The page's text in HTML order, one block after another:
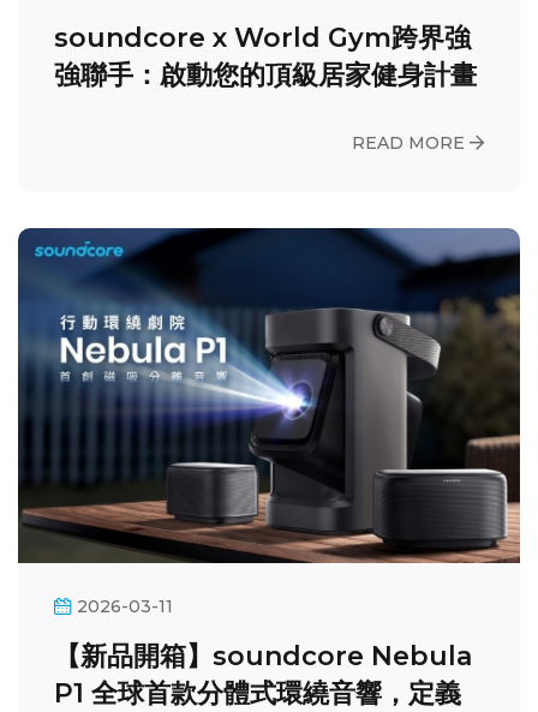
soundcore x World Gym跨界強
強聯手：啟動您的頂級居家健身計畫
READ MORE
2026-03-11
【新品開箱】soundcore Nebula
P1 全球首款分體式環繞音響，定義